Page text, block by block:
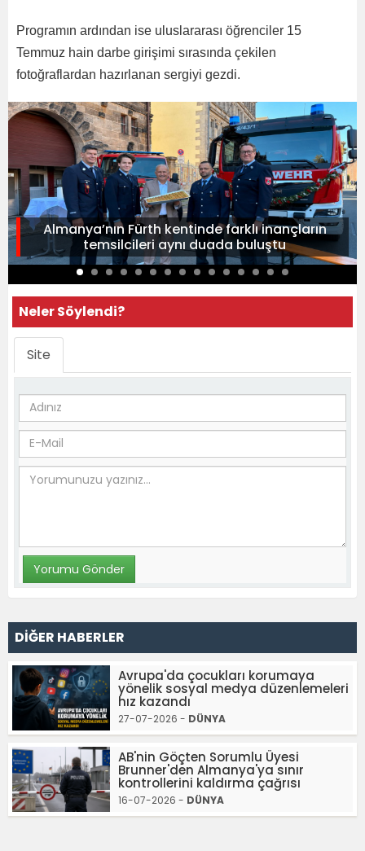
Programın ardından ise uluslararası öğrenciler 15
Temmuz hain darbe girişimi sırasında çekilen
fotoğraflardan hazırlanan sergiyi gezdi.
Almanya’nın Fürth kentinde farklı inançların
temsilcileri aynı duada buluştu
Neler Söylendi?
Site
DİĞER HABERLER
Avrupa'da çocukları korumaya
yönelik sosyal medya düzenlemeleri
hız kazandı
27-07-2026 - DÜNYA
AB'nin Göçten Sorumlu Üyesi
Brunner'den Almanya'ya sınır
kontrollerini kaldırma çağrısı
16-07-2026 - DÜNYA